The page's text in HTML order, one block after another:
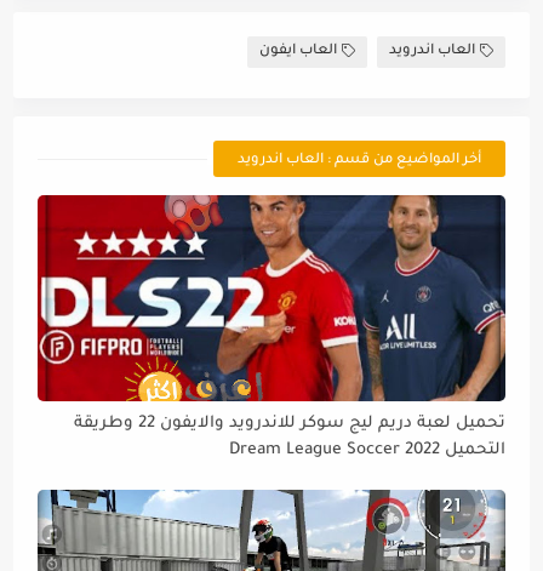
العاب اندرويد العاب ايفون
أخر المواضيع من قسم : العاب اندرويد
تحميل لعبة دريم ليج سوكر للاندرويد والايفون 22 وطريقة
التحميل Dream League Soccer 2022